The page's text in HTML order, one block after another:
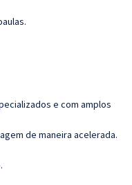
e com amplos
de maneira acelerada.